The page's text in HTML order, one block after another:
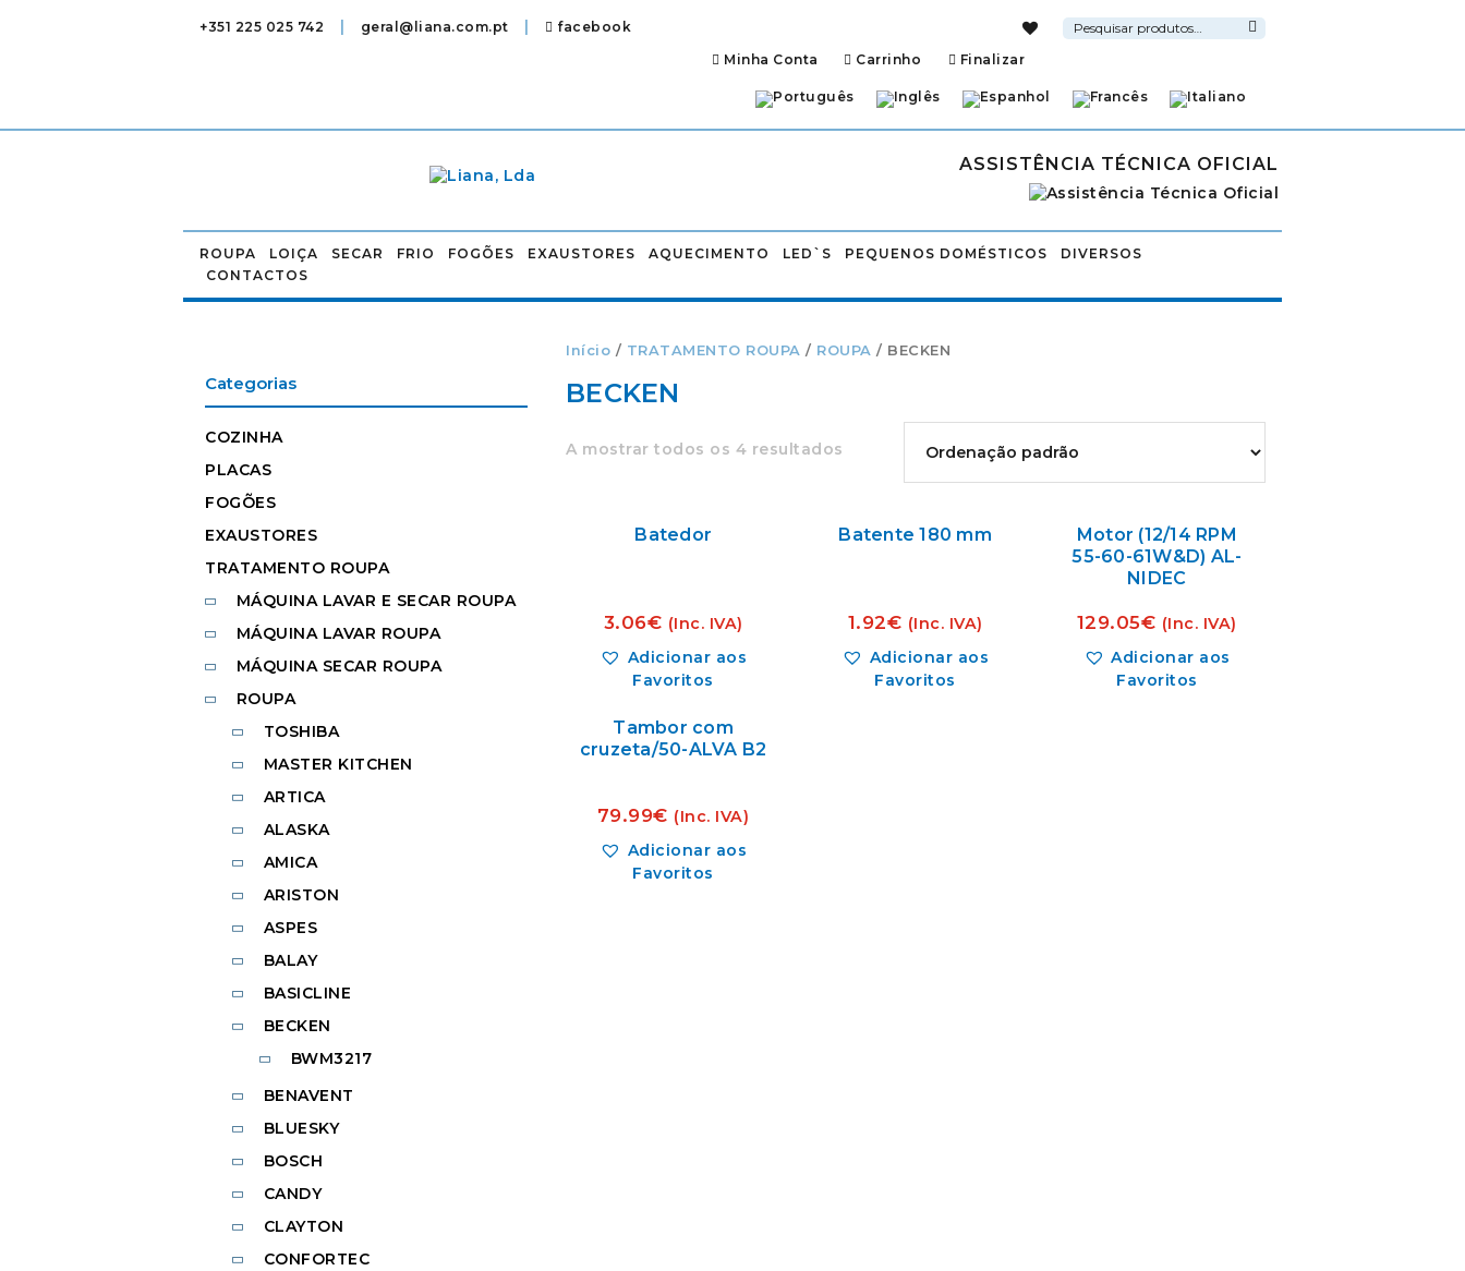
+351 225 025 742 | geral@liana.com.pt | facebook
Pesquisar
por:
Minha Conta Carrinho Finalizar
ASSISTÊNCIA TÉCNICA OFICIAL
ROUPA LOIÇA SECAR FRIO FOGÕES EXAUSTORES AQUECIMENTO LED`S PEQUENOS DOMÉSTICOS
DIVERSOS
CONTACTOS
Início / TRATAMENTO ROUPA / ROUPA / BECKEN
BECKEN
A mostrar todos os 4 resultados
Adicionar aos
Favoritos
Batedor
3.06€ (Inc. IVA)
Adicionar aos
Favoritos
Batente 180 mm
1.92€ (Inc. IVA)
Adicionar aos
Favoritos
Motor (12/14 RPM
55-60-61W&D) AL-
NIDEC
129.05€ (Inc. IVA)
Adicionar aos
Favoritos
Tambor com
cruzeta/50-ALVA B2
79.99€ (Inc. IVA)
Categorias
COZINHA
PLACAS
FOGÕES
EXAUSTORES
TRATAMENTO ROUPA
MÁQUINA LAVAR E SECAR ROUPA
MÁQUINA LAVAR ROUPA
MÁQUINA SECAR ROUPA
ROUPA
TOSHIBA
MASTER KITCHEN
ARTICA
ALASKA
AMICA
ARISTON
ASPES
BALAY
BASICLINE
BECKEN
BWM3217
BENAVENT
BLUESKY
BOSCH
CANDY
CLAYTON
CONFORTEC